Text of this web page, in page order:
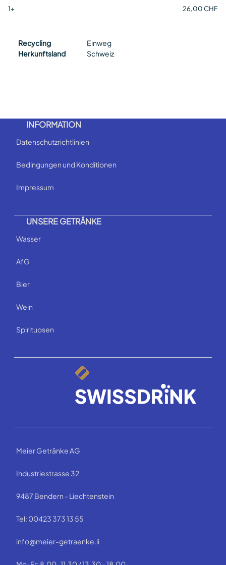
1+ 26,00 CHF
Recycling
Einweg
Herkunftsland
Schweiz
INFORMATION
Datenschutzrichtlinien
Bedingungen und Konditionen
Impressum
UNSERE GETRÄNKE
Wasser
AfG
Bier
Wein
Spirituosen
Meier Getränke AG
Industriestrasse 32
9487 Bendern - Liechtenstein
Tel: 00423 373 13 55
info@meier-getraenke.li